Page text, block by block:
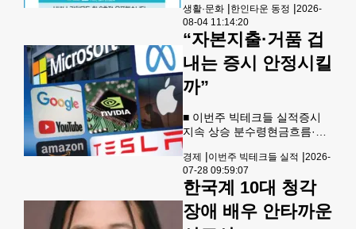
가 둘루스 1호점을 5A2에서
5A1 새 오피스로 확장 이전했
다(3525 Mall Blvd, NW). 사바
나 리치몬드 힐 2호점(9701
Ford Ave-Suite, Richmond
Hill, GA 31324)도 오픈했다.
늦은 시간에도 오픈한다. 문의
=770-527-4311(둘루스), 912-
813-5791(리치몬드힐). 바디
프랜드 팔콘 체험하기바디프
랜드 팔콘은 독립적으로 움직
이는 다리 마사지 모듈이 탑재
된 콤팩트 헬스케어 로봇 안마
의
생활·문화 |한인타운 동정 |2026-
08-04 11:14:20
“자본지출·거품 겁
내는 증시 안정시킬
까”
■ 이번주 빅테크들 실적증시
지속 상승 분수령현금흐름·부
높아져 인공지능(AI) 과잉 투
자 우려가 커진 가운데 이번 주
실적 발표를 하는 미국 빅테크
들이 험난한 시험대에 올랐
다. 지난주 알파벳 주가가 급락
경제 |이번주 빅테크들 실적 |2026-
07-28 09:59:07
한국계 10대 청각
장애 배우 안타까운